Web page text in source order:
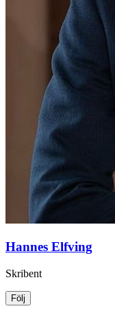
Hannes Elfving
Skribent
Följ